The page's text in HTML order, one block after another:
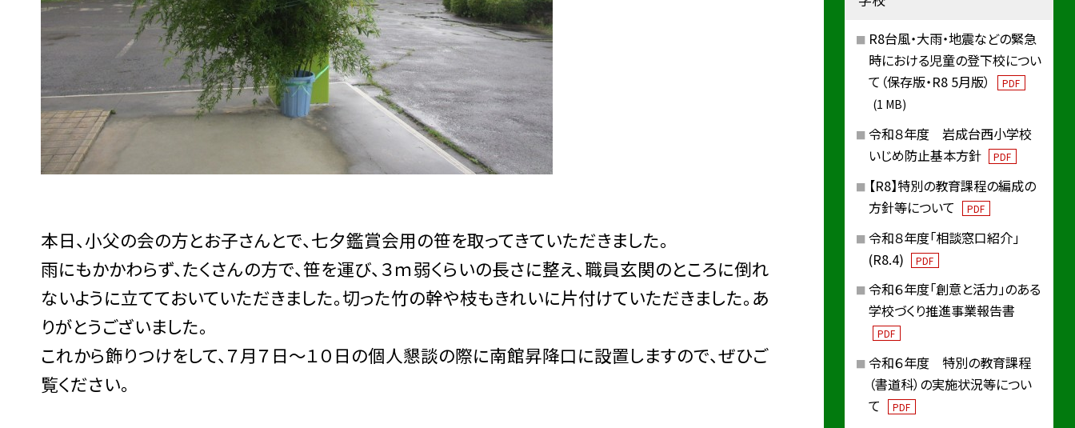
本日、小父の会の方とお子さんとで、七夕鑑賞会用の笹を取ってきていただきました。
雨にもかかわらず、たくさんの方で、笹を運び、３ｍ弱くらいの長さに整え、職員玄関のところに倒れ
ないように立てておいていただきました。切った竹の幹や枝もきれいに片付けていただきました。あ
りがとうございました。
これから飾りつけをして、７月７日～１０日の個人懇談の際に南館昇降口に設置しますので、ぜひご
覧ください。
R8台風・大雨・地震などの緊急
時における児童の登下校につい
て（保存版・R8 5月版）
PDF
(1 MB)
令和８年度 岩成台西小学校
いじめ防止基本方針
PDF
【R8】特別の教育課程の編成の
方針等について
PDF
令和８年度「相談窓口紹介」
(R8.4)
PDF
令和６年度「創意と活力」のある
学校づくり推進事業報告書
PDF
令和６年度 特別の教育課程
（書道科）の実施状況等につい
て
PDF